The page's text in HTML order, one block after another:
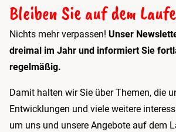
Bleiben Sie auf dem
Nichts mehr verpassen! Unser
dreimal im Jahr und informiert Sie
regelmäßig.
Damit halten wir Sie über Themen, die
Entwicklungen und viele weitere
um uns und unsere Angebote auf dem